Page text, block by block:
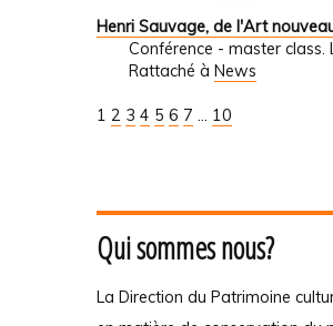
Henri Sauvage, de l'Art
Conférence - master
Rattaché à News
1 2 3 4 5 6 7 ... 10
Qui sommes nous?
La Direction du Patrimoine